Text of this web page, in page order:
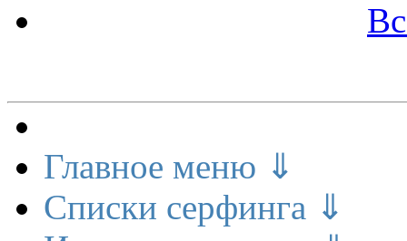
Главное меню ⇓
Списки серфинга ⇓